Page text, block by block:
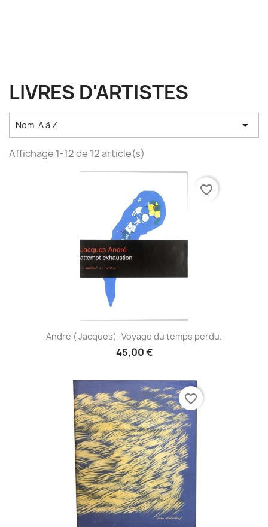
LIVRES D'ARTISTES
Nom, A à Z 
Affichage 1-12 de 12 article(s)
André ( Jacques) -Voyage du temps perdu.
45,00 €
favorite_border
favorite_border